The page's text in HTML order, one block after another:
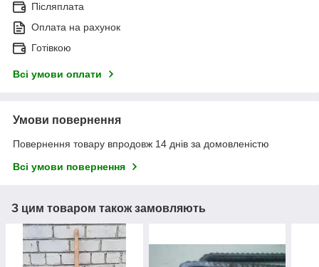
Післяплата
Оплата на рахунок
Готівкою
Всі умови оплати
Умови повернення
Повернення товару впродовж 14 днів за домовленістю
Всі умови повернення
З цим товаром також замовляють